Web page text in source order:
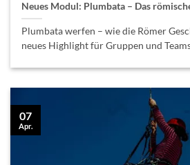
Neues Modul: Plumbata – Das
Plumbata werfen – wie die Römer
neues Highlight für Gruppen und
07
Apr.